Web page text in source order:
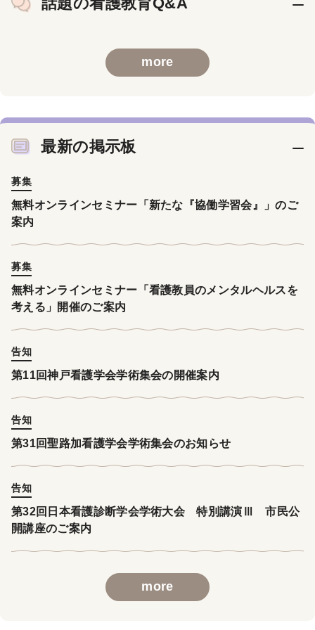
more
最新の掲示板
募集
無料オンラインセミナー「新たな『協働学習会』」のご
案内
募集
無料オンラインセミナー「看護教員のメンタルヘルスを
考える」開催のご案内
告知
第11回神戸看護学会学術集会の開催案内
告知
第31回聖路加看護学会学術集会のお知らせ
告知
第32回日本看護診断学会学術大会 特別講演Ⅲ 市民公
開講座のご案内
more